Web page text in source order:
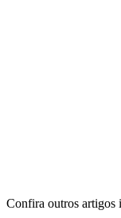
Confira outros artigos